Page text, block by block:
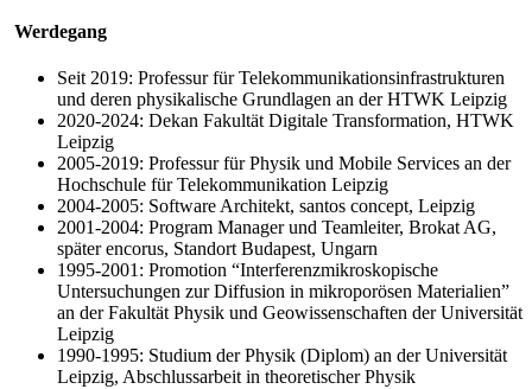
Werdegang
Seit 2019: Professur für Telekommunikationsinfrastrukturen
und deren physikalische Grundlagen an der HTWK Leipzig
2020-2024: Dekan Fakultät Digitale Transformation, HTWK
Leipzig
2005-2019: Professur für Physik und Mobile Services an der
Hochschule für Telekommunikation Leipzig
2004-2005: Software Architekt, santos concept, Leipzig
2001-2004: Program Managerund Teamleiter, Brokat AG,
später encorus, Standort Budapest, Ungarn
1995-2001: Promotion
Interferenzmikroskopische
Untersuchungen zur Diffusion in mikroporösen Materialien
an der Fakultät Physik und Geowissenschaften der Universität
Leipzig
1990-1995: Studium der Physik (Diplom) an der Universität
Leipzig, Abschlussarbeit in theoretischer Physik